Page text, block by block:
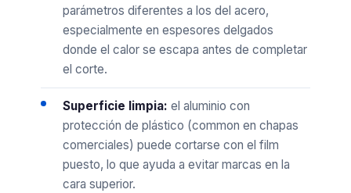
parámetros diferentes a los del acero,
especialmente en espesores delgados
donde el calor se escapa antes de completar
el corte.
Superficie limpia: el aluminio con
protección de plástico (common en chapas
comerciales) puede cortarse con el film
puesto, lo que ayuda a evitar marcas en la
cara superior.